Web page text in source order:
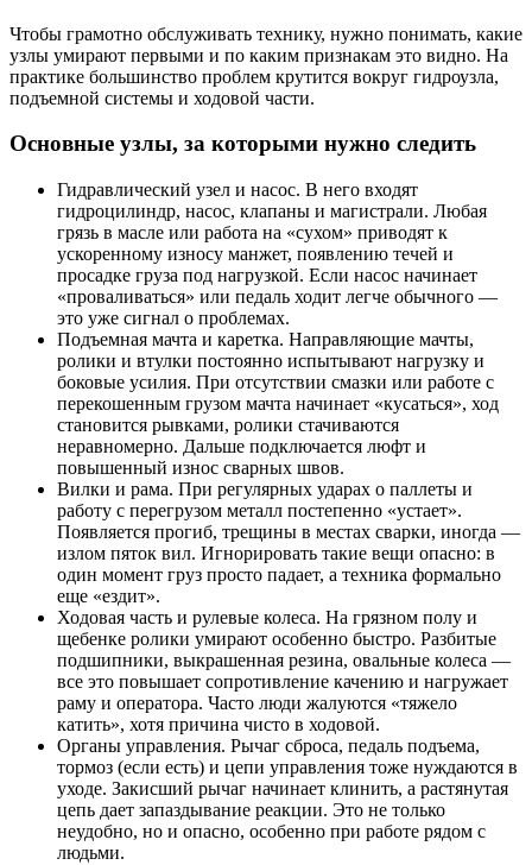
Чтобы грамотно обслуживать технику, нужно понимать, какие
узлы умирают первыми и по каким признакам это видно. На
практике большинство проблем крутится вокруг гидроузла,
подъемной системы и ходовой части.
Основные узлы, за которыми нужно следить
Гидравлический узел и насос. В него входят
гидроцилиндр, насос, клапаны и магистрали. Любая
грязь в масле или работа на «сухом» приводят к
ускоренному износу манжет, появлению течей и
просадке груза под нагрузкой. Если насос начинает
«проваливаться» или педаль ходит легче обычного —
это уже сигнал о проблемах.
Подъемная мачта и каретка. Направляющие мачты,
ролики и втулки постоянно испытывают нагрузку и
боковые усилия. При отсутствии смазки или работе с
перекошенным грузом мачта начинает «кусаться», ход
становится рывками, ролики стачиваются
неравномерно. Дальше подключается люфт и
повышенный износ сварных швов.
Вилки и рама. При регулярных ударах о паллеты и
работу с перегрузом металл постепенно «устает».
Появляется прогиб, трещины в местах сварки, иногда —
излом пяток вил. Игнорировать такие вещи опасно: в
один момент груз просто падает, а техника формально
еще «ездит».
Ходовая часть и рулевые колеса. На грязном полу и
щебенке ролики умирают особенно быстро. Разбитые
подшипники, выкрашенная резина, овальные колеса —
все это повышает сопротивление качению и нагружает
раму и оператора. Часто люди жалуются «тяжело
катить», хотя причина чисто в ходовой.
Органы управления. Рычаг сброса, педаль подъема,
тормоз (если есть) и цепи управления тоже нуждаются в
уходе. Закисший рычаг начинает клинить, а растянутая
цепь дает запаздывание реакции. Это не только
неудобно, но и опасно, особенно при работе рядом с
людьми.